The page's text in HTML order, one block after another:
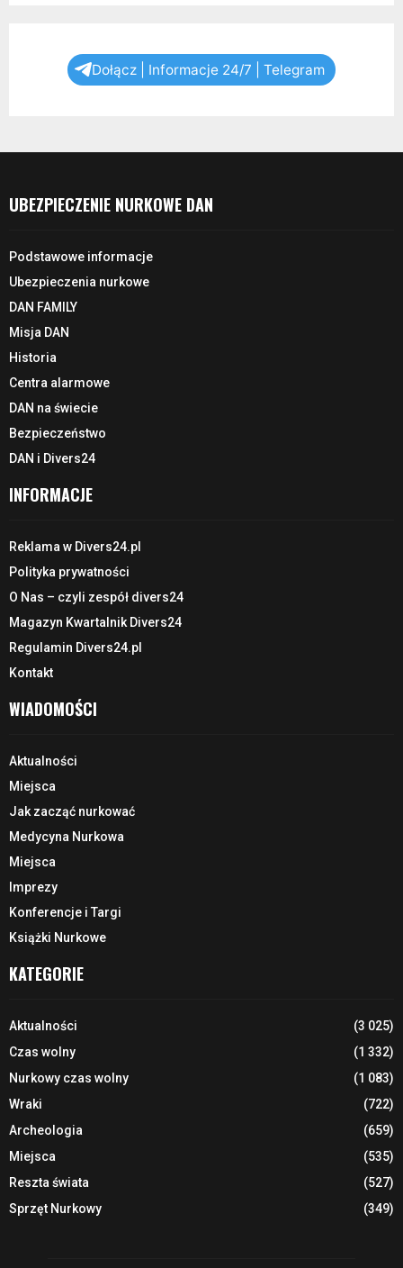
Dołącz | Informacje 24/7 | Telegram
UBEZPIECZENIE NURKOWE DAN
Podstawowe informacje
Ubezpieczenia nurkowe
DAN FAMILY
Misja DAN
Historia
Centra alarmowe
DAN na świecie
Bezpieczeństwo
DAN i Divers24
INFORMACJE
Reklama w Divers24.pl
Polityka prywatności
O Nas – czyli zespół divers24
Magazyn Kwartalnik Divers24
Regulamin Divers24.pl
Kontakt
WIADOMOŚCI
Aktualności
Miejsca
Jak zacząć nurkować
Medycyna Nurkowa
Miejsca
Imprezy
Konferencje i Targi
Książki Nurkowe
KATEGORIE
Aktualności
(3 025)
Czas wolny
(1 332)
Nurkowy czas wolny
(1 083)
Wraki
(722)
Archeologia
(659)
Miejsca
(535)
Reszta świata
(527)
Sprzęt Nurkowy
(349)